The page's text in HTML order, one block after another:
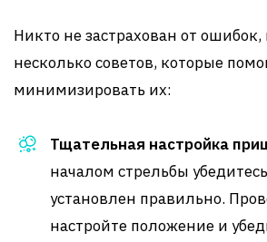
Никто не застрахован от ошибок,
несколько советов, которые
минимизировать их:
Тщательная настройка
началом стрельбы
установлен правильно.
настройте положение и